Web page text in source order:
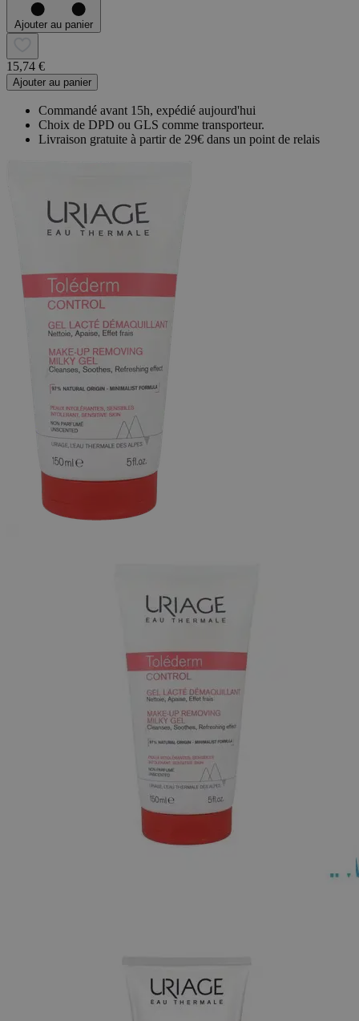
Ajouter au panier
15,74 €
Ajouter au panier
Commandé avant 15h, expédié aujourd'hui
Choix de DPD ou GLS comme transporteur.
Livraison gratuite à partir de 29€ dans un point de relais